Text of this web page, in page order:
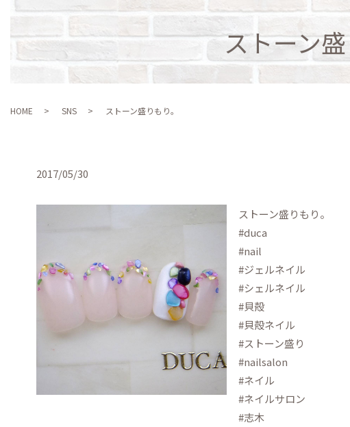
ストーン
HOME SNS ストーン盛りもり。
2017/05/30
ストーン盛りもり。
#duca
#nail
#ジェルネイル
#シェルネイル
#貝殻
#貝殻ネイル
#ストーン盛り
#nailsalon
#ネイル
#ネイルサロン
#志木